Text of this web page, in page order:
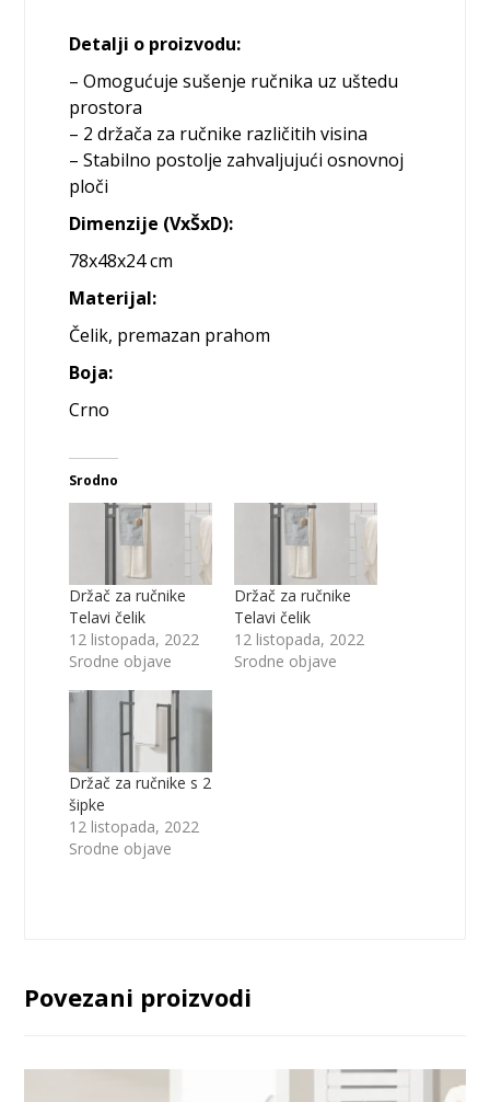
Detalji o proizvodu:
– Omogućuje sušenje ručnika uz uštedu
prostora
– 2 držača za ručnike različitih visina
– Stabilno postolje zahvaljujući osnovnoj
ploči
Dimenzije (VxŠxD):
78x48x24 cm
Materijal:
Čelik, premazan prahom
Boja:
Crno
Srodno
Držač za ručnike
Telavi čelik
12 listopada, 2022
Srodne objave
Držač za ručnike
Telavi čelik
12 listopada, 2022
Srodne objave
Držač za ručnike s 2
šipke
12 listopada, 2022
Srodne objave
Povezani proizvodi